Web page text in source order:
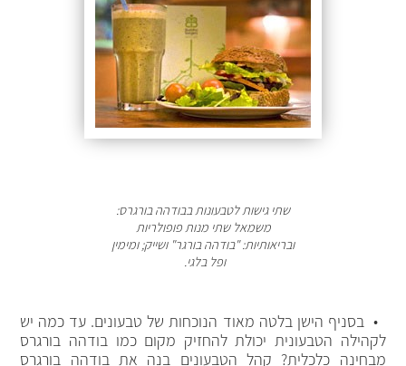
שתי גישות לטבעונות בבודהה בורגרס:
משמאל שתי מנות פופולריות
ובריאותיות: "בודהה בורגר" ושייק; ומימין
ופל בלגי.
• בסניף הישן בלטה מאוד הנוכחות של טבעונים. עד כמה יש
לקהילה הטבעונית יכולת להחזיק מקום כמו בודהה בורגרס
מבחינה כלכלית? קהל הטבעונים בנה את בודהה בורגרס